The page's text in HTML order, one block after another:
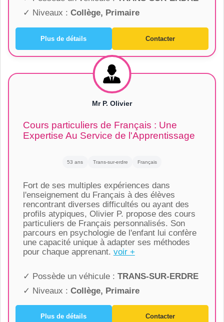
✓ Niveaux : Collège, Primaire
Plus de détails Contacter
Mr P. Olivier
Cours particuliers de Français : Une
Expertise Au Service de l'Apprentissage
53 ans Trans-sur-erdre Français
Fort de ses multiples expériences dans
l'enseignement du Français à des élèves
rencontrant diverses difficultés ou ayant des
profils atypiques, Olivier P. propose des cours
particuliers de Français personnalisés. Son
parcours en psychologie de l'enfant lui confère
une capacité unique à adapter ses méthodes
pour chaque apprenant. voir +
✓ Possède un véhicule : TRANS-SUR-ERDRE
✓ Niveaux : Collège, Primaire
Plus de détails Contacter